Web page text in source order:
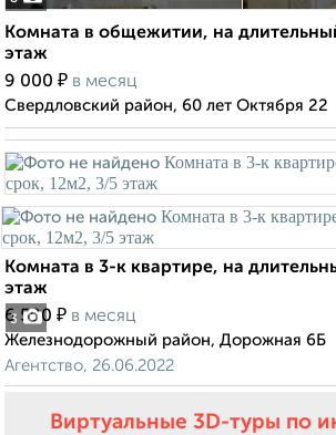
Комната в общежитии, на
этаж
9 000 ₽ в месяц
Свердловский район, 60 лет Октября 22
3
Комната в 3-к квартире, на
этаж
6 500 ₽ в месяц
Железнодорожный район, Дорожная 6Б
Агентство, 26.06.2022
Виртуальные 3D-туры по